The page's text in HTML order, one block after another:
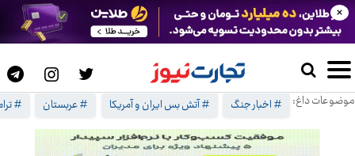
موضوعات داغ: # اخبار جنگ # آتش بس ایران و آمریکا # عربستان #
×